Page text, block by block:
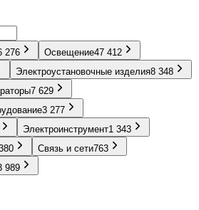
276 Освещение47 412
Электроустановочные изделия8 348
7 629
3 277
Электроинструмент1 343
Связь и сети763
989